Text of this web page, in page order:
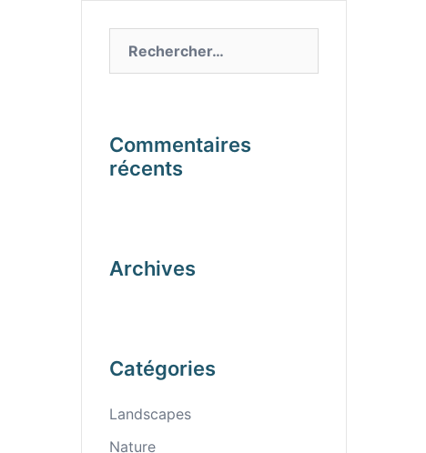
Commentaires
récents
Archives
Catégories
Landscapes
Nature